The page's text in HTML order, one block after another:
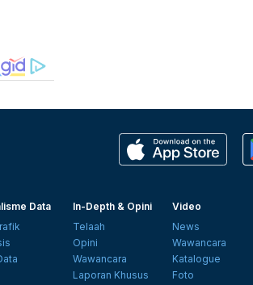
Data
In-Depth & Opini
Telaah
Opini
Wawancara
Laporan Khusus
Video
News
Wawancara
Katalogue
Foto